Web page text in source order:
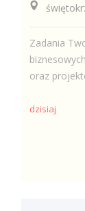
Zadania
oraz
dzisiaj